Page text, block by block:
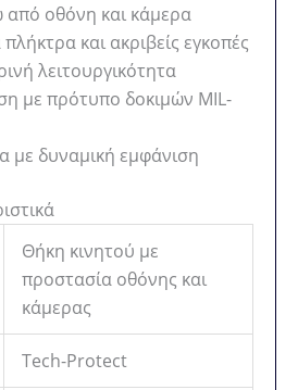
από οθόνη και κάμερα
και ακριβείς εγκοπές
λειτουργικότητα
με πρότυπο δοκιμών MIL-
με δυναμική εμφάνιση
Θήκη κινητού με
προστασία οθόνης και
κάμερας
Tech-Protect